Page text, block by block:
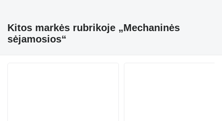
Kitos markės rubrikoje „Mechaninės
sėjamosios“